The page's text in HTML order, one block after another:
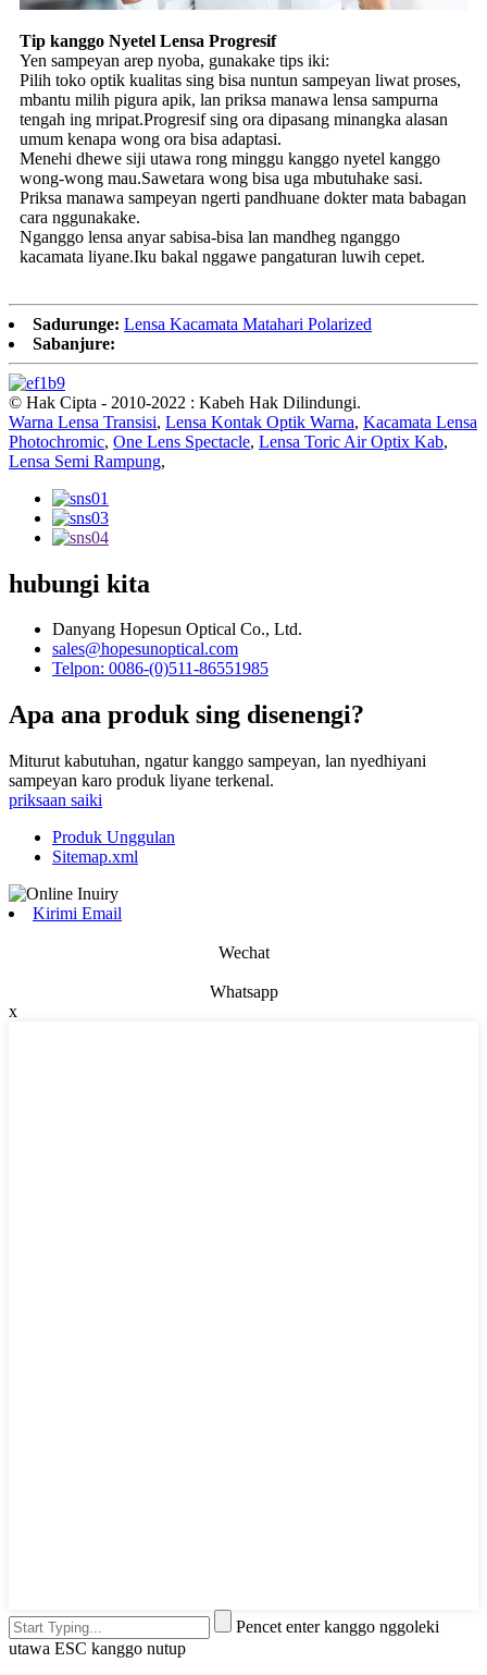
Tip kanggo Nyetel Lensa Progresif
Yen sampeyan arep nyoba, gunakake tips iki:
Pilih toko optik kualitas sing bisa nuntun sampeyan liwat proses,
mbantu milih pigura apik, lan priksa manawa lensa sampurna
tengah ing mripat.Progresif sing ora dipasang minangka alasan
umum kenapa wong ora bisa adaptasi.
Menehi dhewe siji utawa rong minggu kanggo nyetel kanggo
wong-wong mau.Sawetara wong bisa uga mbutuhake sasi.
Priksa manawa sampeyan ngerti pandhuane dokter mata babagan
cara nggunakake.
Nganggo lensa anyar sabisa-bisa lan mandheg nganggo
kacamata liyane.Iku bakal nggawe pangaturan luwih cepet.
Sadurunge: Lensa Kacamata Matahari Polarized
Sabanjure:
© Hak Cipta - 2010-2022 : Kabeh Hak Dilindungi.
Warna Lensa Transisi, Lensa Kontak Optik Warna, Kacamata Lensa
Photochromic, One Lens Spectacle, Lensa Toric Air Optix Kab,
Lensa Semi Rampung,
hubungi kita
Danyang Hopesun Optical Co., Ltd.
sales@hopesunoptical.com
Telpon: 0086-(0)511-86551985
Apa ana produk sing disenengi?
Miturut kabutuhan, ngatur kanggo sampeyan, lan nyedhiyani
sampeyan karo produk liyane terkenal.
priksaan saiki
Produk Unggulan
Sitemap.xml
Kirimi Email
Wechat
Whatsapp
x
Pencet enter kanggo nggoleki
utawa ESC kanggo nutup